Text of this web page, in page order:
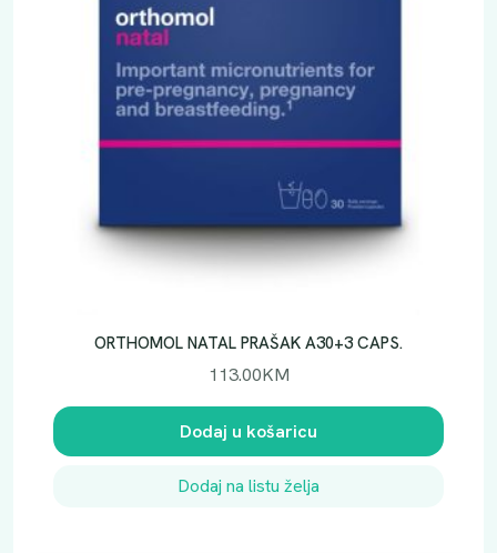
ORTHOMOL NATAL PRAŠAK A30+3 CAPS.
113.00KM
Dodaj u košaricu
Dodaj na listu želja